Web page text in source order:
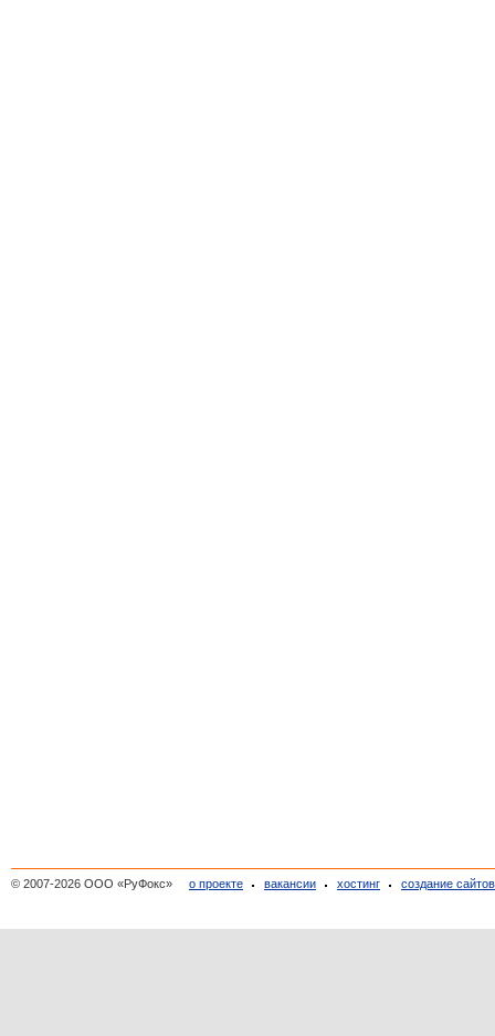
© 2007-2026 ООО «РуФокс» о проекте вакансии хостинг создание сайтов